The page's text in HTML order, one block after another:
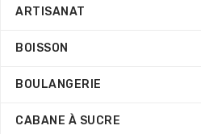
ARTISANAT
BOISSON
BOULANGERIE
CABANE À SUCRE